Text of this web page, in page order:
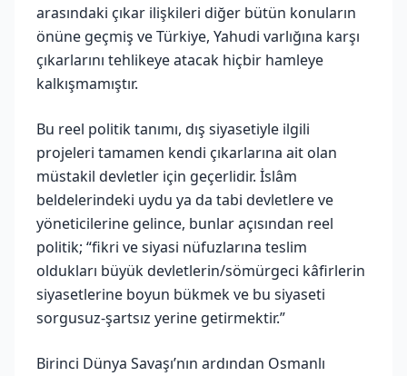
arasındaki çıkar ilişkileri diğer bütün konuların
önüne geçmiş ve Türkiye, Yahudi varlığına karşı
çıkarlarını tehlikeye atacak hiçbir hamleye
kalkışmamıştır.
Bu reel politik tanımı, dış siyasetiyle ilgili
projeleri tamamen kendi çıkarlarına ait olan
müstakil devletler için geçerlidir. İslâm
beldelerindeki uydu ya da tabi devletlere ve
yöneticilerine gelince, bunlar açısından reel
politik; “fikri ve siyasi nüfuzlarına teslim
oldukları büyük devletlerin/sömürgeci kâfirlerin
siyasetlerine boyun bükmek ve bu siyaseti
sorgusuz-şartsız yerine getirmektir.”
Birinci Dünya Savaşı’nın ardından Osmanlı